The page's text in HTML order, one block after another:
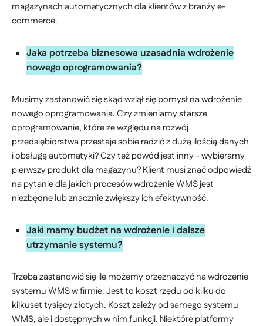
magazynach automatycznych dla klientów z branży e-
commerce.
Jaka potrzeba biznesowa uzasadnia wdrożenie
nowego oprogramowania?
Musimy zastanowić się skąd wziął się pomysł na wdrożenie
nowego oprogramowania. Czy zmieniamy starsze
oprogramowanie, które ze względu na rozwój
przedsiębiorstwa przestaje sobie radzić z dużą ilością danych
i obsługą automatyki? Czy też powód jest inny - wybieramy
pierwszy produkt dla magazynu? Klient musi znać odpowiedź
na pytanie dla jakich procesów wdrożenie WMS jest
niezbędne lub znacznie zwiększy ich efektywność.
Jaki mamy budżet na wdrożenie i dalsze
utrzymanie systemu?
Trzeba zastanowić się ile możemy przeznaczyć na wdrożenie
systemu WMS w firmie. Jest to koszt rzędu od kilku do
kilkuset tysięcy złotych. Koszt zależy od samego systemu
WMS, ale i dostępnych w nim funkcji. Niektóre platformy